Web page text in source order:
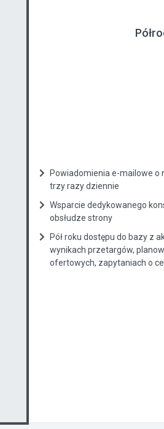
Powiadomienia e-mailowe o
trzy razy dziennie
Wsparcie dedykowanego
obsłudze strony
Pół roku dostępu do bazy z
wynikach przetargów,
ofertowych, zapytaniach o